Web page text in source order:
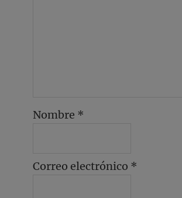
Nombre *
Correo electrónico *